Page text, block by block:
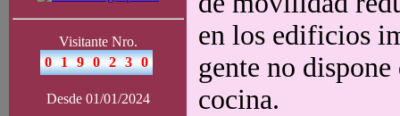
Visitante Nro.
Desde 01/01/2024
en los edificios
gente no
cocina.